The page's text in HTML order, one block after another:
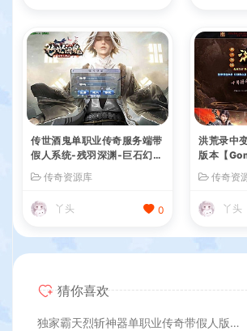
传世酒鬼单职业传奇服务端带
假人系统-残羽深渊-巨石幻
境-梵天祭坛[GOM引擎]
传奇资源库
丫头 0
洪荒录中
版本【
传奇资
丫头
猜你喜欢
独家霸天烈斩神器单职业传奇带假人版本【Gom引擎】